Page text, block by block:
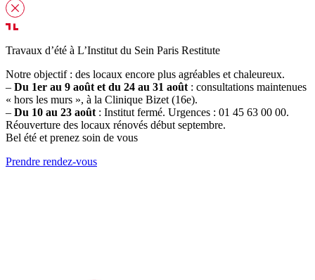
Travaux d’été à L’Institut du Sein Paris Restitute
Notre objectif : des locaux encore plus agréables et chaleureux.
– Du 1er au 9 août et du 24 au 31 août : consultations maintenues
« hors les murs », à la Clinique Bizet (16e).
– Du 10 au 23 août : Institut fermé. Urgences : 01 45 63 00 00.
Réouverture des locaux rénovés début septembre.
Bel été et prenez soin de vous
Prendre rendez-vous